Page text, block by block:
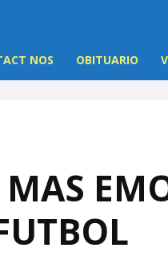
NOS OBITUARIO